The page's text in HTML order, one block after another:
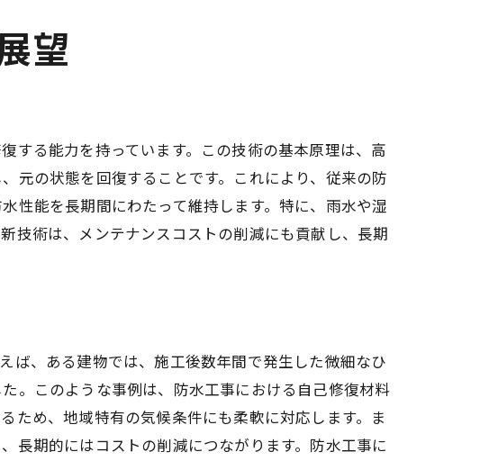
望
する能力を持っています。この技術の基本原理は、高
元の状態を回復することです。これにより、従来の防
性能を長期間にわたって維持します。特に、雨水や湿
技術は、メンテナンスコストの削減にも貢献し、長期
ば、ある建物では、施工後数年間で発生した微細なひ
。このような事例は、防水工事における自己修復材料
ため、地域特有の気候条件にも柔軟に対応します。ま
長期的にはコストの削減につながります。防水工事に